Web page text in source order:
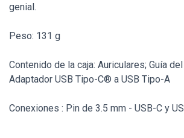
genial.
Peso: 131 g
Contenido de la caja: Auriculares; Guía
Adaptador USB Tipo-C® a USB Tipo-A
Conexiones : Pin de 3.5 mm - USB-C y